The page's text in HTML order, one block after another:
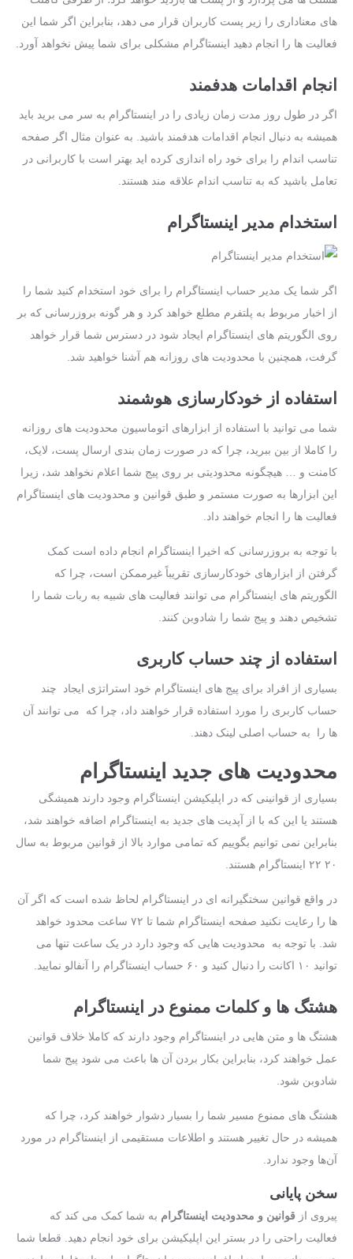
های معناداری را زیر پست کاربران قرار می ‌دهد، بنابراین اگر شما این
فعالیت ‌ها را انجام دهید اینستاگرام مشکلی برای شما پیش نخواهد آورد.
انجام اقدامات هدفمند
اگر در طول روز مدت‌ زمان زیادی را در اینستاگرام به سر می ‌برید باید
همیشه به ‌دنبال انجام اقدامات هدفمند باشید. به عنوان مثال اگر صفحه
تناسب اندام را برای خود راه ‌اندازی کرده ‌اید بهتر است با کاربرانی در
تعامل باشید که به تناسب اندام علاقه ‌مند هستند.
استخدام مدیر اینستاگرام
اگر شما یک مدیر حساب اینستاگرام را برای خود استخدام کنید شما را
از اخبار مربوط به پلتفرم مطلع خواهد کرد و هر گونه بروزرسانی که بر
روی الگوریتم‌ های اینستاگرام ایجاد شود در دسترس شما قرار خواهد
گرفت، همچنین با محدودیت‌ های روزانه هم آشنا خواهید شد.
استفاده از خودکارسازی هوشمند
شما می‌ توانید با استفاده از ابزارهای اتوماسیون محدودیت‌ های روزانه
را کاملا از بین ببرید، چرا که در صورت زمان ‌بندی ارسال پست، لایک،
کامنت و … هیچگونه محدودیتی بر روی پیج شما اعلام نخواهد شد، زیرا
این ابزارها به‌ صورت مستمر و طبق قوانین و محدودیت‌ های اینستاگرام
فعالیت‌ ها را انجام خواهند داد.
با توجه به بروزرسانی که اخیرا اینستاگرام انجام داده‌ است کمک
گرفتن از ابزارهای خودکارسازی تقریباً غیرممکن است، چرا که
الگوریتم های اینستاگرام می توانند فعالیت ‌های شبیه به ربات شما را
تشخیص دهند و پیج شما را شادوبن کنند.
استفاده از چند حساب کاربری
بسیاری از افراد برای پیج های اینستاگرام خود استراتژی ایجاد چند
حساب کاربری را مورد استفاده قرار خواهند داد، چرا که می ‌توانند آن‌
ها را به حساب اصلی لینک دهند.
محدودیت‌ های جدید اینستاگرام
بسیاری از قوانینی که در اپلیکیشن اینستاگرام وجود دارند همیشگی
هستند یا این‌ که با از آپدیت های جدید به اینستاگرام اضافه خواهند شد،
بنابراین نمی‌ توانیم بگوییم که تمامی موارد بالا از قوانین مربوط به سال
۲۰ ۲۲ اینستاگرام هستند.
در واقع قوانین سختگیرانه‌ ای در اینستاگرام لحاظ شده ‌است که اگر آن‌
ها را رعایت نکنید صفحه اینستاگرام شما تا ۷۲ ساعت محدود خواهد
شد. با توجه به محدودیت‌ هایی که وجود دارد در یک ساعت تنها می
‌توانید ۱۰ اکانت را دنبال کنید و ۶۰ حساب اینستاگرام را آنفالو نمایید.
هشتگ ها و کلمات ممنوع در اینستاگرام
هشتگ ها و متن‌ هایی در اینستاگرام وجود دارند که کاملا خلاف قوانین
عمل خواهند کرد، بنابراین بکار بردن آن‌ ها باعث می ‌شود پیج شما
شادوبن شود.
هشتگ های ممنوع مسیر شما را بسیار دشوار خواهند کرد، چرا که
همیشه در حال تغییر هستند و اطلاعات مستقیمی از اینستاگرام در مورد
آن‌ها وجود ندارد.
سخن پایانی
پیروی از قوانین و محدودیت اینستاگرام به شما کمک می ‌کند که
فعالیت راحتی را در بستر این اپلیکیشن برای خود انجام دهید. قطعا شما